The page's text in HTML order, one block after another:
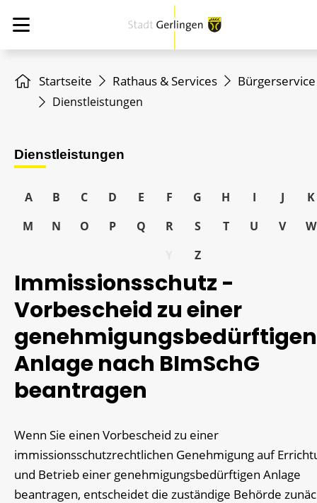
Startseite Rathaus & Services Bürgerservice
Dienstleistungen
Dienstleistungen
A B C D E F G H I J
K
M
N O P Q R S T U V
W
Z
Immissionsschutz -
Vorbescheid zu einer
genehmigungsbedürftigen
Anlage nach BImSchG
beantragen
Wenn Sie einen Vorbescheid zu einer
immissionsschutzrechtlichen Genehmigung auf
und Betrieb einer genehmigungsbedürftigen Anlage
beantragen, entscheidet die zuständige Behörde